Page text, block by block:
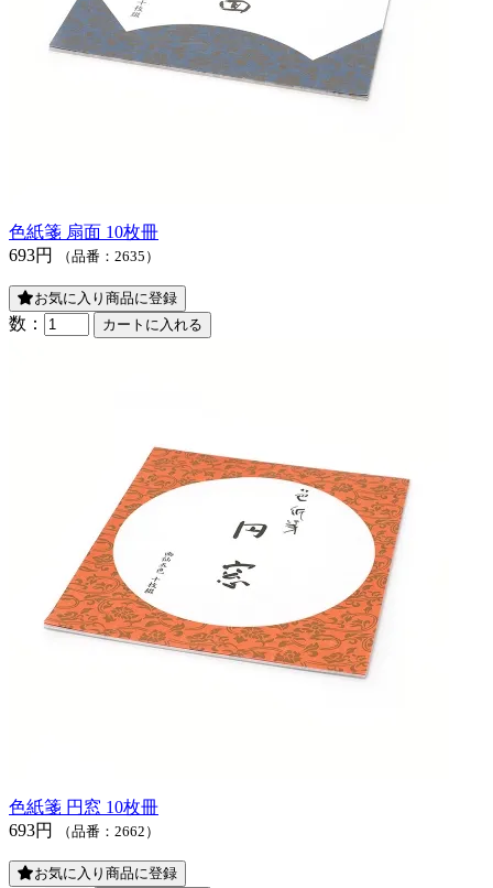
色紙箋 扇面 10枚冊
693円
（品番：2635）
お気に入り商品に登録
数：
色紙箋 円窓 10枚冊
693円
（品番：2662）
お気に入り商品に登録